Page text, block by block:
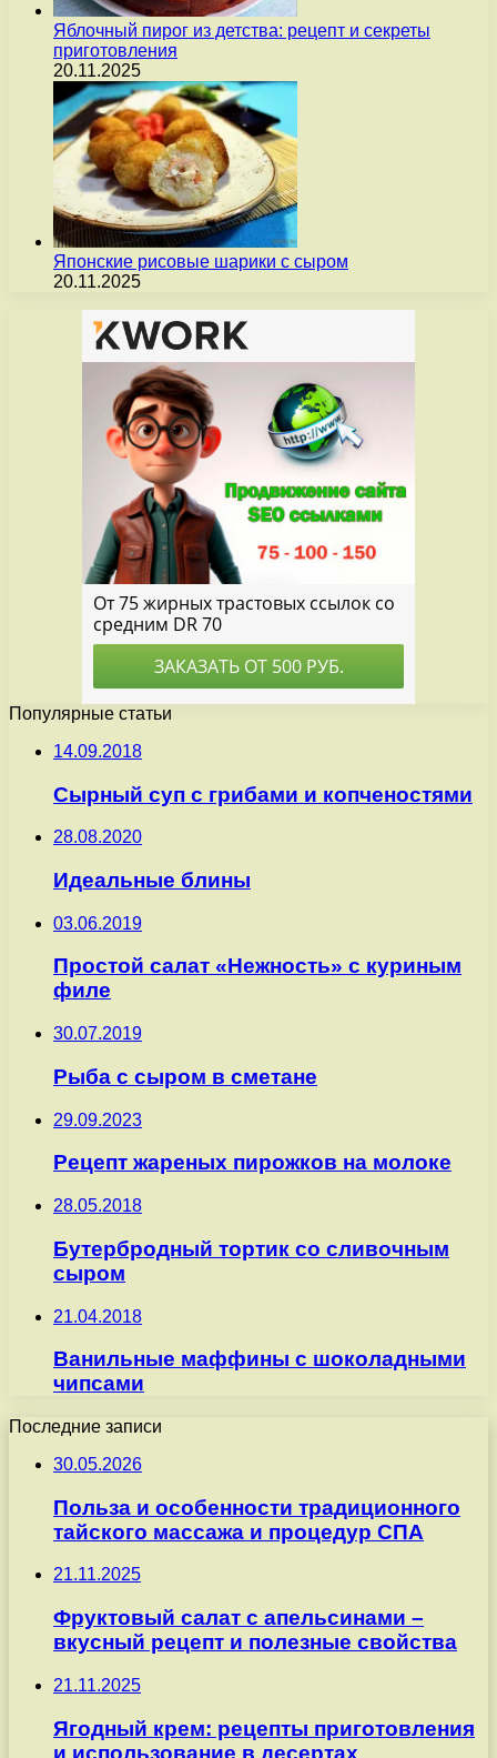
Яблочный пирог из детства: рецепт и секреты
приготовления
20.11.2025
Японские рисовые шарики с сыром
20.11.2025
Популярные статьи
14.09.2018
Сырный суп с грибами и копченостями
28.08.2020
Идеальные блины
03.06.2019
Простой салат «Нежность» с куриным
филе
30.07.2019
Рыба с сыром в сметане
29.09.2023
Рецепт жареных пирожков на молоке
28.05.2018
Бутербродный тортик со сливочным
сыром
21.04.2018
Ванильные маффины с шоколадными
чипсами
Последние записи
30.05.2026
Польза и особенности традиционного
тайского массажа и процедур СПА
21.11.2025
Фруктовый салат с апельсинами –
вкусный рецепт и полезные свойства
21.11.2025
Ягодный крем: рецепты приготовления
и использование в десертах